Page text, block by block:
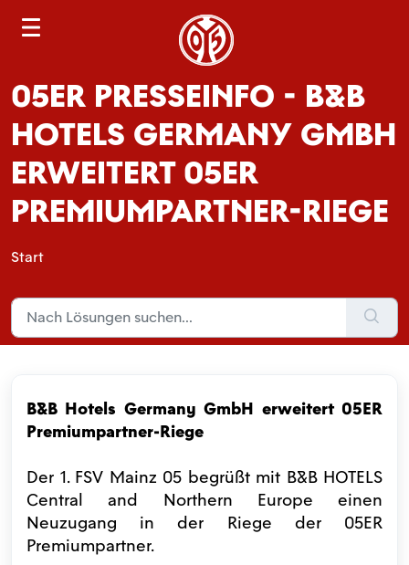
h
05ER PRESSEINFO - B&B
HOTELS GERMANY GMBH
ERWEITERT 05ER
PREMIUMPARTNER-RIEGE
Start
B&B Hotels Germany GmbH erweitert 05ER
Premiumpartner-Riege
Der 1. FSV Mainz 05 begrüßt mit B&B HOTELS
Central and Northern Europe einen
Neuzugang in der Riege der 05ER
Premiumpartner.